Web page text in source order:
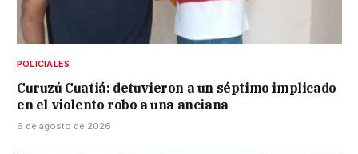
POLICIALES
Curuzú Cuatiá: detuvieron a un séptimo implicado
en el violento robo a una anciana
6 de agosto de 2026